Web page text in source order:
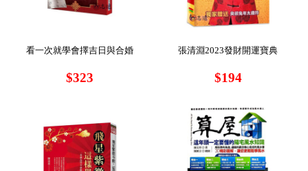
看一次就學會擇吉日與合婚
$323
張清淵2023發財開運寶典
$194